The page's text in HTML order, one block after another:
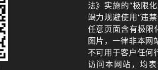
法》实施的“极限
竭力规避使用“违
任意页面含有极限
图片，一律非本网
不可用于客户任何
访问本网站，均